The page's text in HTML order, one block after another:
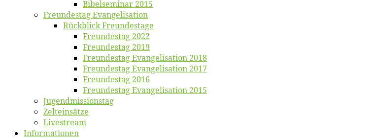
Bibelsemi­nar 2015
Freun­des­tag Evangelisation
Rück­blick Freundestage
Freun­des­tag 2022
Freun­des­tag 2019
Freun­des­tag Evan­ge­li­sa­ti­on 2018
Freun­des­tag Evan­ge­li­sa­ti­on 2017
Freun­des­tag 2016
Freun­des­tag Evan­ge­li­sa­ti­on 2015
Jugend­mis­sions­tag
Zelt­ein­sät­ze
Live­stream
Informatio­nen